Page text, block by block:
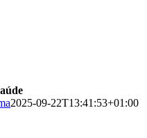
2025-09-22T13:41:53+01:00